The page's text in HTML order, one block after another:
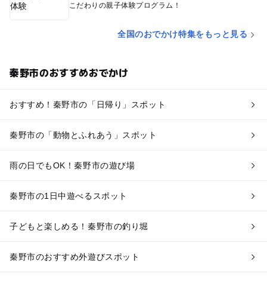
こだわりの親子体験プログラム！
全国のおでかけ特集をもっと見る
秦野市のおすすめおでかけ
おすすめ！秦野市の「日帰り」スポット
秦野市の「動物とふれあう」スポット
雨の日でもOK！秦野市の遊び場
秦野市の1日中遊べるスポット
子どもと楽しめる！秦野市の釣り堀
秦野市のおすすめ外遊びスポット